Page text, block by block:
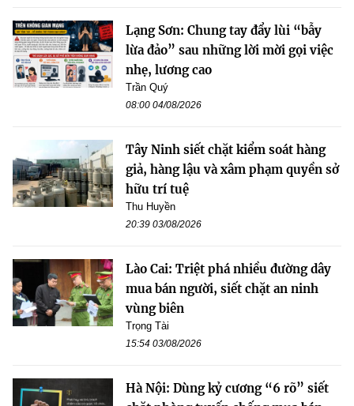
Lạng Sơn: Chung tay đẩy lùi “bẫy
lừa đảo” sau những lời mời gọi việc
nhẹ, lương cao
Trần Quý
08:00 04/08/2026
Tây Ninh siết chặt kiểm soát hàng
giả, hàng lậu và xâm phạm quyền sở
hữu trí tuệ
Thu Huyền
20:39 03/08/2026
Lào Cai: Triệt phá nhiều đường dây
mua bán người, siết chặt an ninh
vùng biên
Trọng Tài
15:54 03/08/2026
Hà Nội: Dùng kỷ cương “6 rõ” siết